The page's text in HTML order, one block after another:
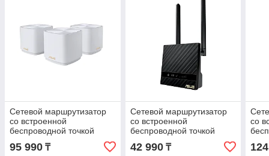
Сетевой маршрутизатор
со встроенной
беспроводной точкой
доступа ASUS XD4 PLUS
(W-2-PK)
95 990 ₸
Сетевой маршрутизатор
со встроенной
беспроводной точкой
доступа ASUS 4G-N16
42 990₸
со